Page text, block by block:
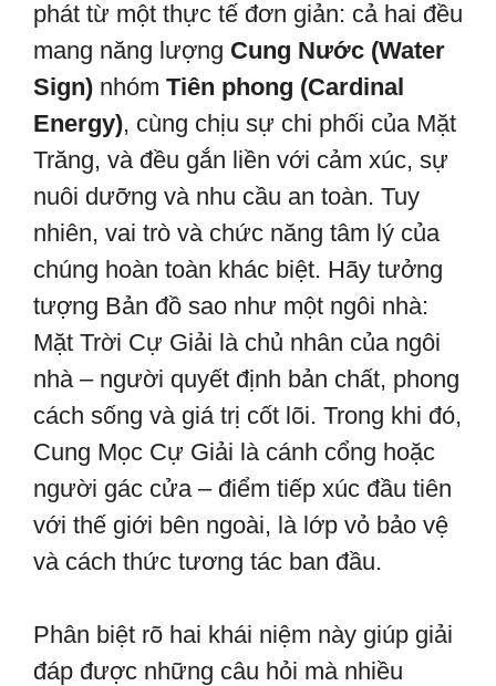
phát từ một thực tế đơn giản: cả hai đều
mang năng lượng Cung Nước (Water
Sign) nhóm Tiên phong (Cardinal
Energy), cùng chịu sự chi phối của Mặt
Trăng, và đều gắn liền với cảm xúc, sự
nuôi dưỡng và nhu cầu an toàn. Tuy
nhiên, vai trò và chức năng tâm lý của
chúng hoàn toàn khác biệt. Hãy tưởng
tượng Bản đồ sao như một ngôi nhà:
Mặt Trời Cự Giải là chủ nhân của ngôi
nhà – người quyết định bản chất, phong
cách sống và giá trị cốt lõi. Trong khi đó,
Cung Mọc Cự Giải là cánh cổng hoặc
người gác cửa – điểm tiếp xúc đầu tiên
với thế giới bên ngoài, là lớp vỏ bảo vệ
và cách thức tương tác ban đầu.
Phân biệt rõ hai khái niệm này giúp giải
đáp được những câu hỏi mà nhiều